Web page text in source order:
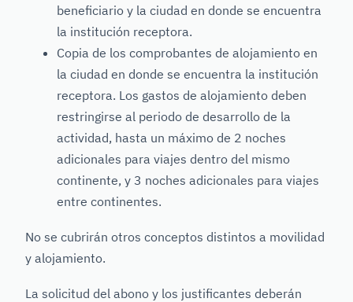
beneficiario y la ciudad en donde se encuentra
la institución receptora.
Copia de los comprobantes de alojamiento en
la ciudad en donde se encuentra la institución
receptora. Los gastos de alojamiento deben
restringirse al periodo de desarrollo de la
actividad, hasta un máximo de 2 noches
adicionales para viajes dentro del mismo
continente, y 3 noches adicionales para viajes
entre continentes.
No se cubrirán otros conceptos distintos a movilidad
y alojamiento.
La solicitud del abono y los justificantes deberán